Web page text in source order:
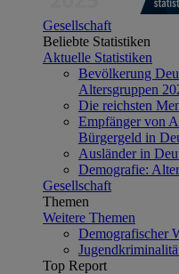
Gesellschaft
Beliebte Statistiken
Aktuelle Statistiken
Bevölkerung
Altersgruppen
Die reichsten
Empfänger von
Bürgergeld in
Ausländer in
Demografie:
Gesellschaft
Themen
Weitere Themen
Demografischer
Top Report